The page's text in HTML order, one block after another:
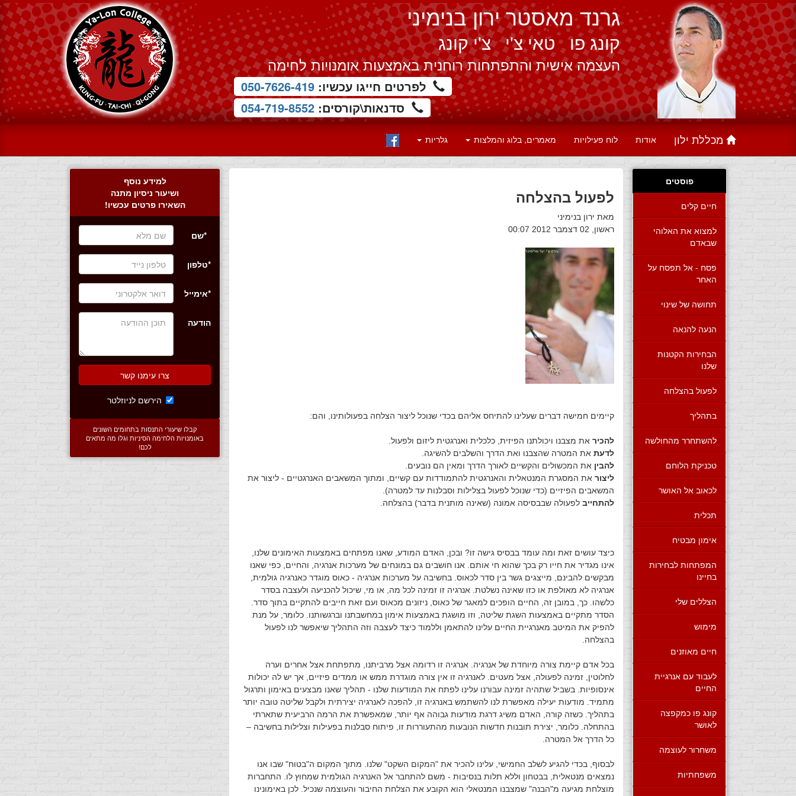
גרנד מאסטר ירון בנימיני
קונג פו טאי צ'י צ'י קונג
העצמה אישית והתפתחות רוחנית באמצעות אומנויות לחימה
לפרטים חייגו עכשיו:050-7626-419
סדנאות\קורסים:054-719-8552
מכללת ילון אודות לוח פעילויות מאמרים, בלוג והמלצות גלריות
פוסטים
חיים קלים
למצוא את האלוהי
שבאדם
פסח - אל תפסח על
האחר
תחושה של שינוי
הנעה להנאה
הבחירות הקטנות
שלנו
לפעול בהצלחה
בתהליך
להשתחרר מהחולשה
טכניקת הלוחם
לכאוב אל האושר
תכלית
אימון מבטיח
המפתחות לבחירות
בחיינו
הצללים שלי
מימוש
חיים מאוזנים
לעבוד עם אנרגיית
החיים
קונג פו כמקפצה
לאושר
משחרור לעוצמה
משפחתיות
לפעול בהצלחה
מאת ירון בנימיני
ראשון, 02 דצמבר 2012 00:07
קיימים חמישה דברים שעלינו להתיחס אליהם בכדי שנוכל ליצור הצלחה בפעולותינו, והם:
להכיר את מצבנו ויכולתנו הפיזית, כלכלית ואנרגטית ליזום ולפעול.
לדעת את המטרה שהצבנו ואת הדרך והשלבים להשיגה.
להבין את המכשולים והקשיים לאורך הדרך ומאין הם נובעים.
ליצור את המסגרת המנטאלית והאנרגטית להתמודדות עם קשיים, ומתוך המשאבים האנרגטיים - ליצור את
המשאבים הפיזיים (כדי שנוכל לפעול בצלילות וסבלנות עד למטרה).
להתחייב לפעולה שבבסיסה אמונה (שאינה מותנית בדבר) בהצלחה.
כיצד עושים זאת ומה עומד בבסיס גישה זו? ובכן, האדם המודע, שאנו מפתחים באמצעות האימונים שלנו,
אינו מגדיר את חייו רק בכך שהוא חי אותם. אנו חושבים גם במונחים של מערכות אנרגיה, והחיים, כפי שאנו
מבקשים להבינם, מייצגים גשר בין סדר לכאוס. בחשיבה על מערכות אנרגיה - כאוס מוגדר כאנרגיה גולמית,
אנרגיה לא מאולפת או כזו שאינה נשלטת. אנרגיה זו זמינה לכל מה, או מי, שיכול להכניעה ולעצבה בסדר
כלשהו. כך, במובן זה, החיים הופכים למאגר של כאוס, ניזונים מכאוס ועם זאת חייבים להתקיים בתוך סדר.
הסדר מתקיים באמצעות השגת שליטה, וזו מושגת באמצעות אימון במחשבתנו וברגשותנו. כלומר, על מנת
להפיק את המיטב מאנרגיית החיים עלינו להתאמן וללמוד כיצד לעצבה וזה התהליך שיאפשר לנו לפעול
בהצלחה.
בכל אדם קיימת צורה מיוחדת של אנרגיה. אנרגיה זו רדומה אצל מרביתנו, מתפתחת אצל אחרים וערה
לחלוטין, זמינה לפעולה, אצל מעטים. לאנרגיה זו אין צורה מוגדרת ממש או ממדים פיזיים, אך יש לה יכולות
אינסופיות. בשביל שתהיה זמינה עבורנו עלינו לפתח את המודעות שלנו - תהליך שאנו מבצעים באימון ותרגול
מתמיד. מודעות יעילה מאפשרת לנו להשתמש באנרגיה זו, להפכה לאנרגיה יצירתית ולקבל שליטה טובה יותר
בתהליך. כשזה קורה, האדם משיג דרגת מודעות גבוהה אף יותר, שמאפשרת את הרמה הרביעית שתארתי
בהתחלה. כלומר, יצירת תובנות חדשות הנובעות מהתעוררות זו, פיתוח סבלנות בפעילות וצלילות בחשיבה –
כל הדרך אל המטרה.
לבסוף, בכדי להגיע לשלב החמישי, עלינו להכיר את "המקום השקט" שלנו. מתוך המקום ה"בטוח" שבו אנו
נמצאים מנטאלית, בבטחון וללא תלות בנסיבות - משם להתחבר אל האנרגיה הגולמית שמחוץ לו. התחברות
מוצלחת מגיעה מ"הבנה" שמצבנו המנטאלי הוא הקובע את הצלחת החיבור והעוצמה שנכיל. לכן באימונינו
למידע נוסף
ושיעור ניסיון מתנה
השאירו פרטים עכשיו!
*שם
*טלפון
*אימייל
הודעה
צרו עימנו קשר
הירשם לניוזלטר
קבלו שיעורי התנסות בתחומים השונים
באומנויות הלחימה הסיניות וגלו מה מתאים
לכם!